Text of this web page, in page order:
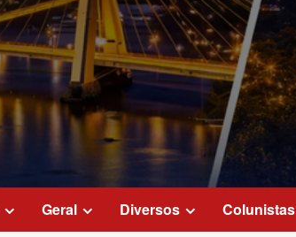
Geral Diversos Colunistas